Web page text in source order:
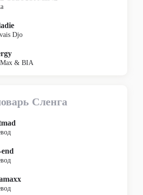
Djo
& BIA
Сленга